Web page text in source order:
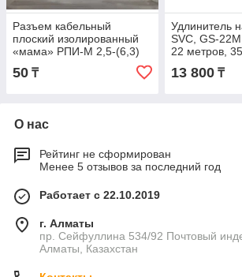
Разъем кабельный
плоский изолированный
«мама» РПИ-М 2,5-(6,3)
серия ПРОФИ (КВТ)
50 ₸
Удлинитель
SVC, GS-
22 метров,
16A,
дете
13 800₸
О нас
Рейтинг не сформирован
Менее 5 отзывов за последний год
Работает с 22.10.2019
г. Алматы
пр. Сейфуллина 534/92 Почтовый
Алматы, Казахстан